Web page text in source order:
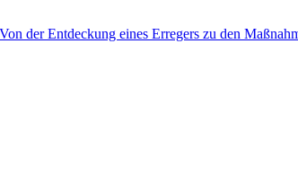
der Entdeckung eines Erregers zu den